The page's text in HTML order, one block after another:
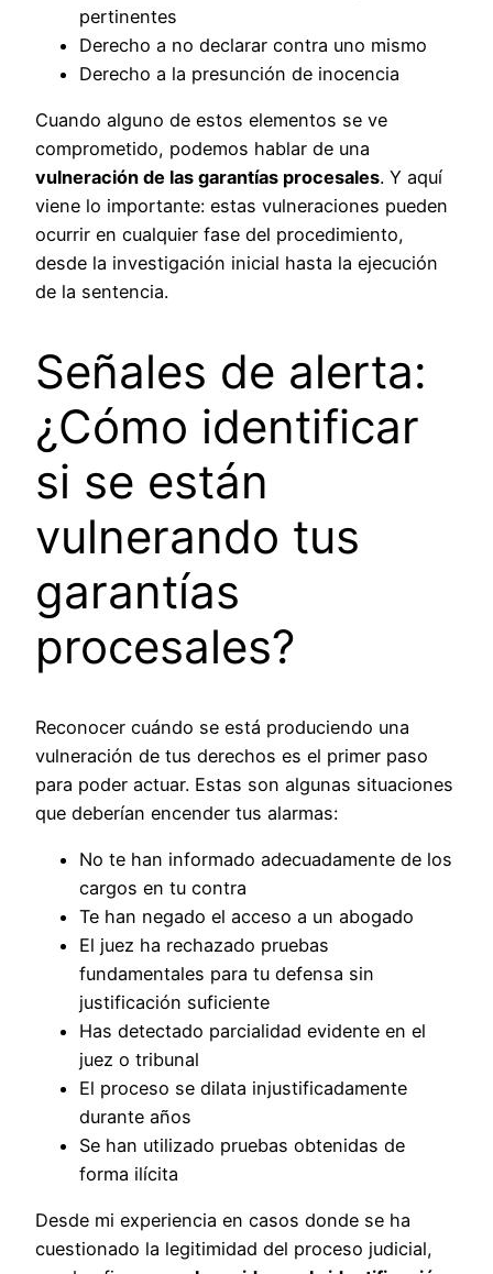
pertinentes
Derecho a no declarar contra uno mismo
Derecho a la presunción de inocencia
Cuando alguno de estos elementos se ve
comprometido, podemos hablar de una
vulneración de las garantías procesales. Y aquí
viene lo importante: estas vulneraciones pueden
ocurrir en cualquier fase del procedimiento,
desde la investigación inicial hasta la ejecución
de la sentencia.
Señales de alerta:
¿Cómo identificar
si se están
vulnerando tus
garantías
procesales?
Reconocer cuándo se está produciendo una
vulneración de tus derechos es el primer paso
para poder actuar. Estas son algunas situaciones
que deberían encender tus alarmas:
No te han informado adecuadamente de los
cargos en tu contra
Te han negado el acceso a un abogado
El juez ha rechazado pruebas
fundamentales para tu defensa sin
justificación suficiente
Has detectado parcialidad evidente en el
juez o tribunal
El proceso se dilata injustificadamente
durante años
Se han utilizado pruebas obtenidas de
forma ilícita
Desde mi experiencia en casos donde se ha
cuestionado la legitimidad del proceso judicial,